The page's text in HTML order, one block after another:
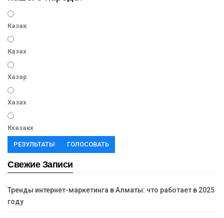
Казак
Казах
Хазар
Хазах
Кхазакх
РЕЗУЛЬТАТЫ ГОЛОСОВАТЬ
Свежие Записи
Тренды интернет-маркетинга в Алматы: что работает в 2025
году